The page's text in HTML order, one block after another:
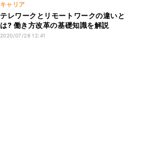
キャリア
テレワークとリモートワークの違いと
は? 働き方改革の基礎知識を解説
2020/07/28 12:41